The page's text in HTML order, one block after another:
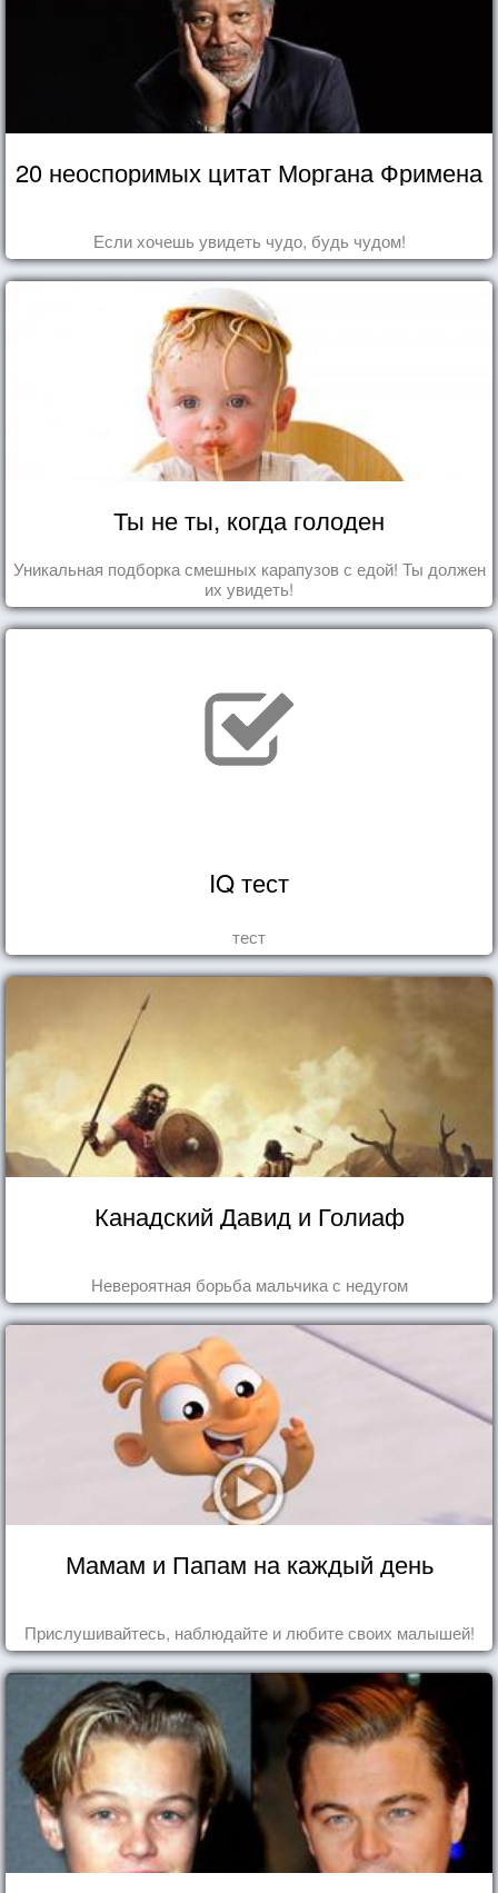
20 неоспоримых цитат Моргана Фримена
Если хочешь увидеть чудо, будь чудом!
Ты не ты, когда голоден
Уникальная подборка смешных карапузов с едой! Ты должен
их увидеть!
IQ тест
тест
Канадский Давид и Голиаф
Невероятная борьба мальчика с недугом
Мамам и Папам на каждый день
Прислушивайтесь, наблюдайте и любите своих малышей!